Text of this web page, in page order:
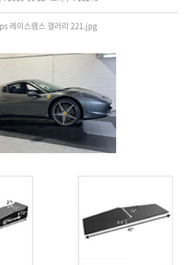
레이스램스 갤러리 221.jpg